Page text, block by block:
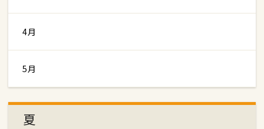
4月
5月
夏